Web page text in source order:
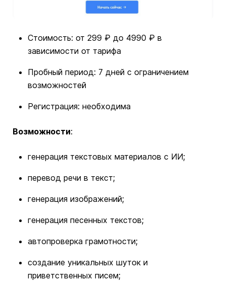
Стоимость: от 299 ₽ до 4990 ₽ в
зависимости от тарифа
Пробный период: 7 дней с ограничением
возможностей
Регистрация: необходима
Возможности:
генерация текстовых материалов с ИИ;
перевод речи в текст;
генерация изображений;
генерация песенных текстов;
автопроверка грамотности;
создание уникальных шуток и
приветственных писем;